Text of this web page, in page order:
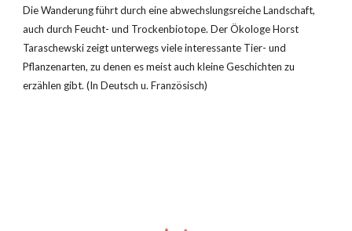
Die Wanderung führt durch eine abwechslungsreiche Landschaft,
auch durch Feucht- und Trockenbiotope. Der Ökologe Horst
Taraschewski zeigt unterwegs viele interessante Tier- und
Pflanzenarten, zu denen es meist auch kleine Geschichten zu
erzählen gibt. (In Deutsch u. Französisch)